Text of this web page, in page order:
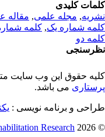
کلیدی
,مجله علمی, مقاله
شماره یک,کلمه شماره
دو
حقوق این وب سایت
می باشد.
و برنامه نویسی :
©
Research